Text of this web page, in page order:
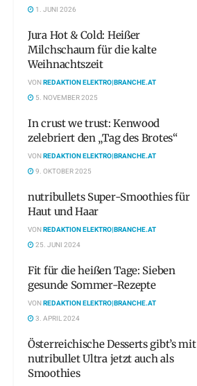
1. JUNI 2026
Jura Hot & Cold: Heißer
Milchschaum für die kalte
Weihnachtszeit
VONREDAKTION ELEKTRO|BRANCHE.AT
5. NOVEMBER 2025
In crust we trust: Kenwood
zelebriert den „Tag des Brotes“
VONREDAKTION ELEKTRO|BRANCHE.AT
9. OKTOBER 2025
nutribullets Super-Smoothies für
Haut und Haar
VONREDAKTION ELEKTRO|BRANCHE.AT
25. JUNI 2024
Fit für die heißen Tage: Sieben
gesunde Sommer-Rezepte
VONREDAKTION ELEKTRO|BRANCHE.AT
3. APRIL 2024
Österreichische Desserts gibt’s mit
nutribullet Ultra jetzt auch als
Smoothies